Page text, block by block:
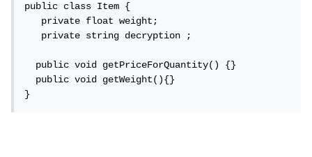
public class Item {
   private float weight;
   private string decryption ;
  public void getPriceForQuantity() {}
  public void getWeight(){}
}